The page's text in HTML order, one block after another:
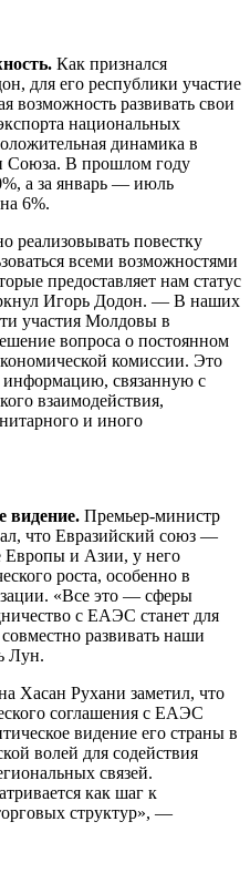
Как признался
для его республики участие
развивать свои
национальных
динамика в
Союза. В прошлом году
а за январь — июль
6%.
реализовывать повестку
всеми возможностями
предоставляет нам статус
Игорь Додон. — В наших
участия Молдовы в
вопроса о постоянном
комиссии. Это
информацию, связанную с
взаимодействия,
и иного
видение. Премьер-министр
что Евразийский союз —
Европы и Азии, у него
роста, особенно в
«Все это — сферы
с ЕАЭС станет для
развивать наши
Лун.
Хасан Рухани заметил, что
соглашения с ЕАЭС
видение его страны в
волей для содействия
связей.
как шаг к
структур», —